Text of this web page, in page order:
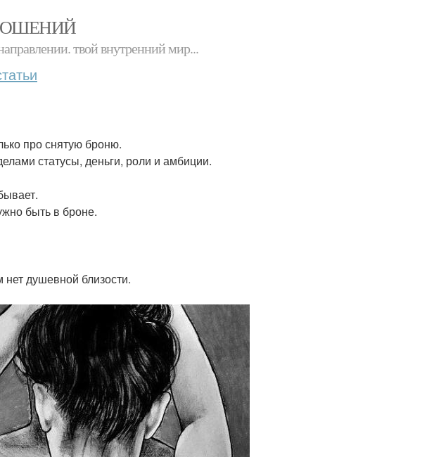
твой внутренний мир...
про снятую броню.
статусы, деньги, роли и амбиции.
быть в броне.
душевной близости.